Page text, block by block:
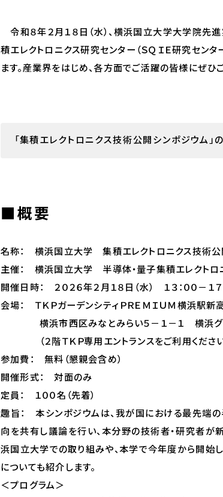
令和８年２月１８日（水）、横浜国立大学大学院
積エレクトロニクス研究センター（ＳＱＩＥ研究セン
ます。産業界をはじめ、各方面でご活躍の皆様にぜひ
「集積エレクトロニクス技術公開シンポジウム」の
■概要
名称： 横浜国立大学 集積エレクトロニクス技術公
主催： 横浜国立大学 半導体・量子集積エレクトロ
開催日時： ２０２６年２月１８日（水） １３：００－１７：
会場： ＴＫＰガーデンシティＰＲＥＭＩＵＭ横浜駅新
横浜市西区みなとみらい５－１－１ 横浜グ
（２階ＴＫＰ専用エントランスをご利用ください。
参加費： 無料（懇親会含め）
開催形式： 対面のみ
定員： １００名（先着）
趣旨： 本シンポジウムは、我が国における最先端
向を共有し議論を行い、本分野の技術者・研究者が
浜国立大学での取り組みや、本学で今年度から開始
についても紹介します。
＜プログラム＞